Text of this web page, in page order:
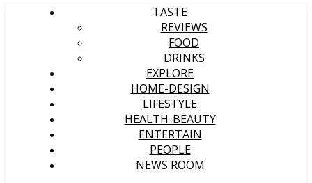
TASTE
REVIEWS
FOOD
DRINKS
EXPLORE
HOME-DESIGN
LIFESTYLE
HEALTH-BEAUTY
ENTERTAIN
PEOPLE
NEWS ROOM